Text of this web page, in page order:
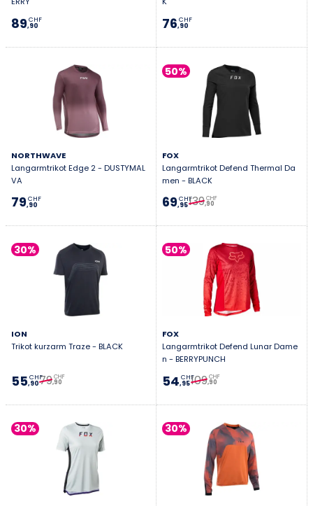
89,90
CHF 76,90
CHF
NORTHWAVE
Langarmtrikot Edge 2 - DUSTYMAL
VA
79,90
CHF
50%
FOX
Langarmtrikot Defend Thermal Da
men - BLACK
69,95
CHF139,90
CHF
30%
ION
Trikot kurzarm Traze - BLACK
55,90
CHF79,90
CHF
50%
FOX
Langarmtrikot Defend Lunar Dame
n - BERRYPUNCH
54,95
CHF109,90
CHF
30% 30%